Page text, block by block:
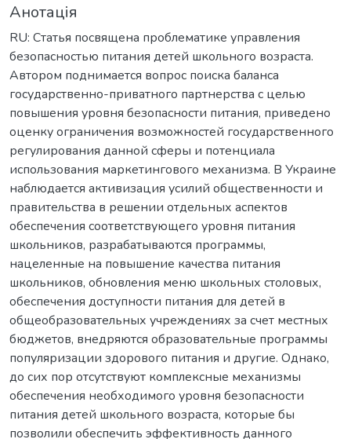
Анотація
RU: Статья посвящена проблематике управления
безопасностью питания детей школьного возраста.
Автором поднимается вопрос поиска баланса
государственно-приватного партнерства с целью
повышения уровня безопасности питания, приведено
оценку ограничения возможностей государственного
регулирования данной сферы и потенциала
использования маркетингового механизма. В Украине
наблюдается активизация усилий общественности и
правительства в решении отдельных аспектов
обеспечения соответствующего уровня питания
школьников, разрабатываются программы,
нацеленные на повышение качества питания
школьников, обновления меню школьных столовых,
обеспечения доступности питания для детей в
общеобразовательных учреждениях за счет местных
бюджетов, внедряются образовательные программы
популяризации здорового питания и другие. Однако,
до сих пор отсутствуют комплексные механизмы
обеспечения необходимого уровня безопасности
питания детей школьного возраста, которые бы
позволили обеспечить эффективность данного